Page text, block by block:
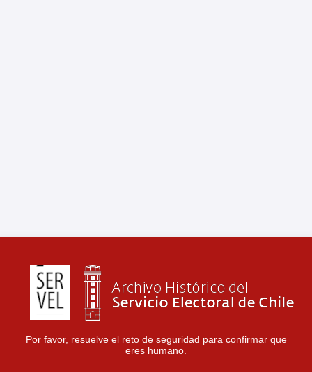
Por favor, resuelve el reto de seguridad para confirmar que
eres humano.